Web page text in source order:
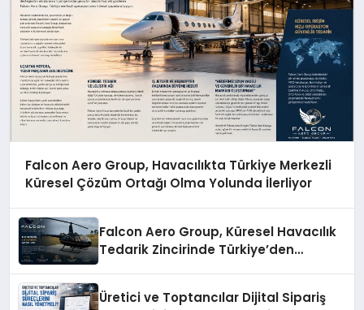
Falcon Aero Group, Havacılıkta Türkiye Merkezli
Küresel Çözüm Ortağı Olma Yolunda İlerliyor
Falcon Aero Group, Küresel Havacılık
Tedarik Zincirinde Türkiye’den
Üretici ve Toptancılar Dijital Sipariş